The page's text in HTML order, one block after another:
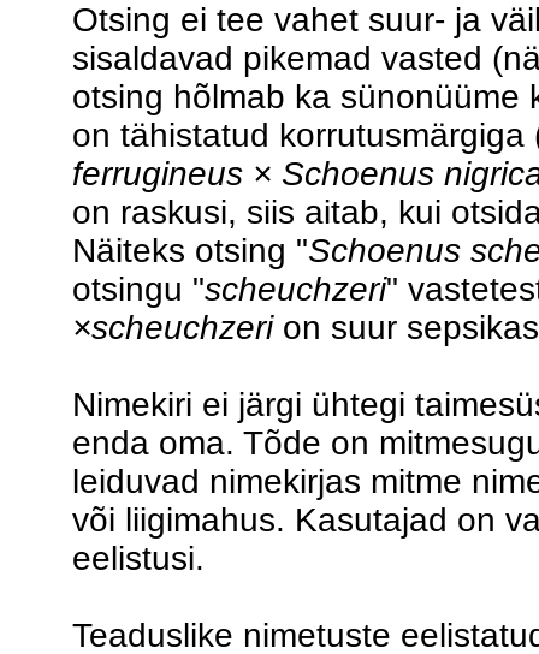
Otsing ei tee vahet suur- ja
sisaldavad pikemad vasted
otsing hõlmab ka sünonüüme
on tähistatud
ferrugineus × Schoenus
on raskusi, siis aitab, kui
Näiteks otsing "Schoenus
otsingu "scheuchzeri"
×scheuchzerion suur
Nimekiri ei järgi ühtegi
enda oma. Tõde on
leiduvad nimekirjas mitme
või liigimahus. Kasutajad on
eelistusi.
Teaduslike nimetuste